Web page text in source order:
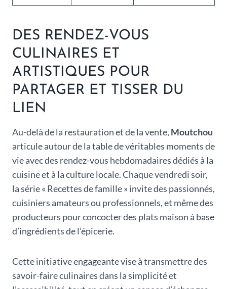
DES RENDEZ-VOUS
CULINAIRES ET
ARTISTIQUES POUR
PARTAGER ET TISSER DU
LIEN
Au-delà de la restauration et de la vente, Moutchou
articule autour de la table de véritables moments de
vie avec des rendez-vous hebdomadaires dédiés à la
cuisine et à la culture locale. Chaque vendredi soir,
la série « Recettes de famille » invite des passionnés,
cuisiniers amateurs ou professionnels, et même des
producteurs pour concocter des plats maison à base
d’ingrédients de l’épicerie.
Cette initiative engageante vise à transmettre des
savoir-faire culinaires dans la simplicité et